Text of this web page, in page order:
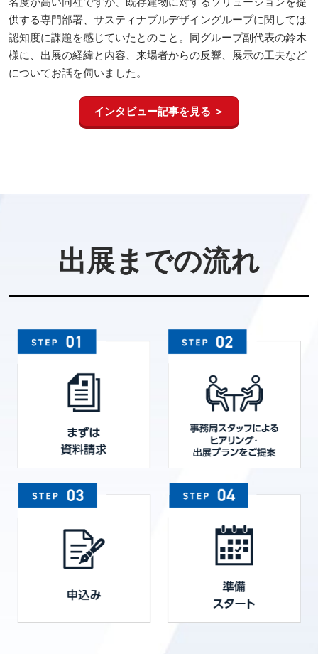
供する専門部署、サスティナブルデザイングループに関しては
認知度に課題を感じていたとのこと。同グループ副代表の鈴木
様に、出展の経緯と内容、来場者からの反響、展示の工夫など
についてお話を伺いました。
インタビュー記事を見る ＞
出展までの流れ